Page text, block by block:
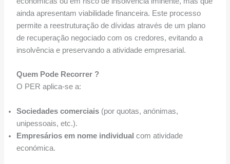
ainda apresentam viabilidade financeira. Este processo
permite a reestruturação de dívidas através de um plano
de recuperação negociado com os credores, evitando a
insolvência e preservando a atividade empresarial.
Quem Pode Recorrer ?
O PER aplica-se a:
Sociedades comerciais(por quotas, anónimas,
unipessoais, etc.).
Empresários em nome individual com atividade
económica.